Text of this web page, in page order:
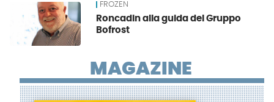
FROZEN
Roncadin alla guida del Gruppo
Bofrost
MAGAZINE